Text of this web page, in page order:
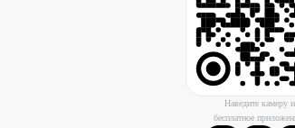
Наведите камеру и
бесплатное